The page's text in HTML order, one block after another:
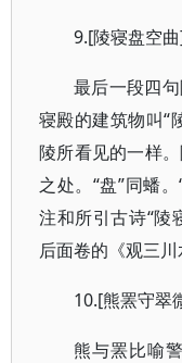
9.[陵寝盘空
最后一段四
寝殿的建筑物叫“
陵所看见的一样
之处。“盘”同蟠
注和所引古诗“陵
后面卷的《观三
10.[熊罴守翠
熊与罴比喻